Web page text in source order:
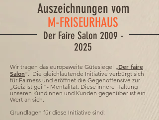
Auszeichnungen vom
M-FRISEURHAUS
Der Faire Salon 2009 -
2025
Wir tragen das europaweite Gütesiegel „ Der faire
Salon“. Die gleichlautende Initiative verbürgt sich
für Fairness und eröffnet die Gegenoffensive zur
„Geiz ist geil“- Mentalität. Diese innere Haltung
unseren Kundinnen und Kunden gegenüber ist ein
Wert an sich.
Grundlagen für diese Initiative sind: